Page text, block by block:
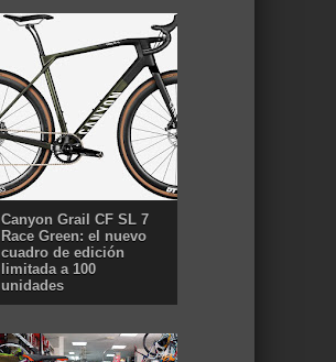
Canyon Grail CF SL 7
Race Green: el nuevo
cuadro de edición
limitada a 100
unidades